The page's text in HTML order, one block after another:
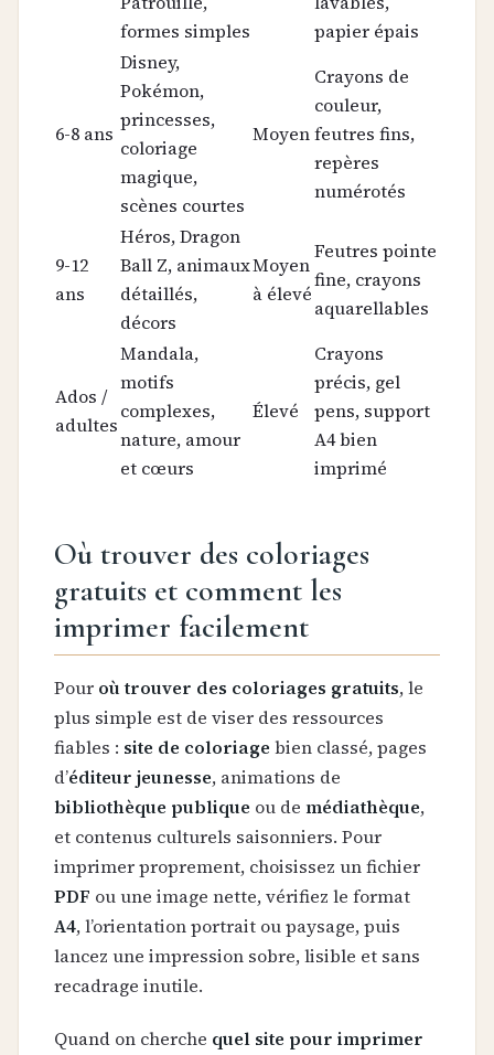
formes simples
papier épais
6-8 ans
Disney,
Pokémon,
princesses,
coloriage
magique,
scènes courtes
Moyen
Crayons de
couleur,
feutres fins,
repères
numérotés
9-12
ans
Héros, Dragon
Ball Z, animaux
détaillés,
décors
Moyen
à élevé
Feutres pointe
fine, crayons
aquarellables
Ados /
adultes
Mandala,
motifs
complexes,
nature, amour
et cœurs
Élevé
Crayons
précis, gel
pens, support
A4 bien
imprimé
Où trouver des coloriages
gratuits et comment les
imprimer facilement
Pour où trouver des coloriages gratuits, le
plus simple est de viser des ressources
fiables : site de coloriage bien classé, pages
d’éditeur jeunesse, animations de
bibliothèque publique ou de médiathèque,
et contenus culturels saisonniers. Pour
imprimer proprement, choisissez un fichier
PDF ou une image nette, vérifiez le format
A4, l’orientation portrait ou paysage, puis
lancez une impression sobre, lisible et sans
recadrage inutile.
Quand on cherche quel site pour imprimer